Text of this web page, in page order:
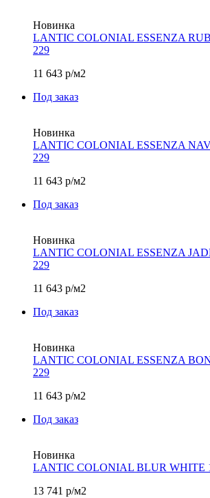
Новинка
LANTIC COLONIAL ESSENZA
229
11 643 р/м2
Под заказ
Новинка
LANTIC COLONIAL ESSENZA
229
11 643 р/м2
Под заказ
Новинка
LANTIC COLONIAL ESSENZA
229
11 643 р/м2
Под заказ
Новинка
LANTIC COLONIAL ESSENZA
229
11 643 р/м2
Под заказ
Новинка
LANTIC COLONIAL BLUR WHITE
13 741 р/м2